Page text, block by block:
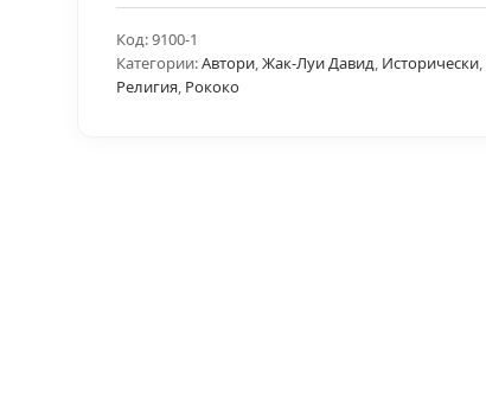
Код:9100-1
Категории:Автори,Жак-Луи Давид, Исторически,
Религия, Рококо